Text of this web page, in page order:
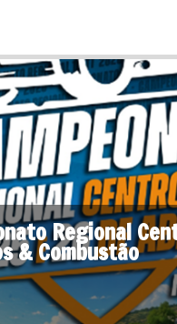
Regional
& Combustão